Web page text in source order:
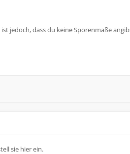
jedoch, dass du keine Sporenmaße
sie hier ein.